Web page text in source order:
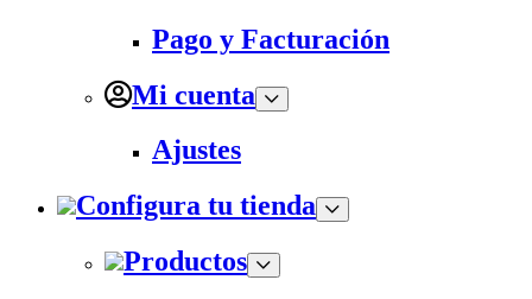
Pago y Facturación
Mi cuenta
Ajustes
Configura tu tienda
Productos